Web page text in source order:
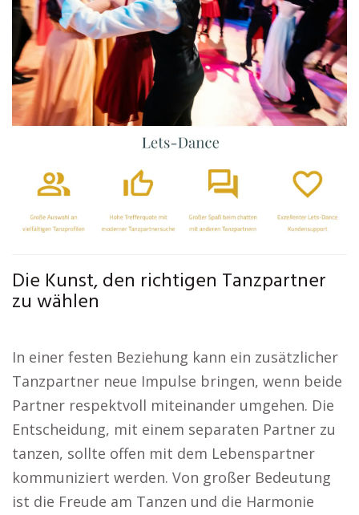
Die Kunst, den richtigen Tanzpartner
zu wählen
In einer festen Beziehung kann ein zusätzlicher
Tanzpartner neue Impulse bringen, wenn beide
Partner respektvoll miteinander umgehen. Die
Entscheidung, mit einem separaten Partner zu
tanzen, sollte offen mit dem Lebenspartner
kommuniziert werden. Von großer Bedeutung
ist die Freude am Tanzen und die Harmonie